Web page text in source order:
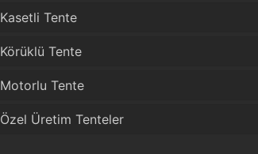
Kasetli Tente
Körüklü Tente
Motorlu Tente
Özel Üretim Tenteler